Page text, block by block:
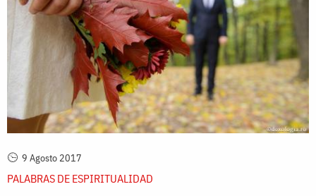
9 Agosto 2017
PALABRAS DE ESPIRITUALIDAD